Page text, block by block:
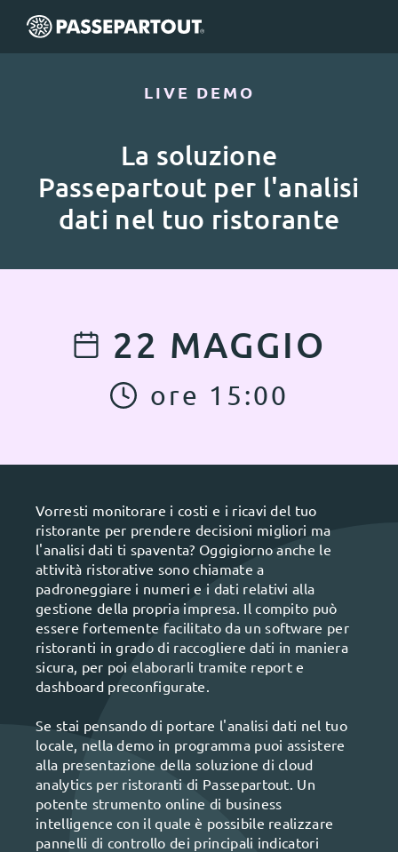
LIVE DEMO
La soluzione
Passepartout per l'analisi
dati nel tuo ristorante
22 MAGGIO
ore 15:00
Vorresti monitorare i costi e i ricavi del tuo
ristorante per prendere decisioni migliori ma
l'analisi dati ti spaventa? Oggigiorno anche le
attività ristorative sono chiamate a
padroneggiare i numeri e i dati relativi alla
gestione della propria impresa. Il compito può
essere fortemente facilitato da un software per
ristoranti in grado di raccogliere dati in maniera
sicura, per poi elaborarli tramite report e
dashboard preconfigurate.
Se stai pensando di portare l'analisi dati nel tuo
locale, nella demo in programma puoi assistere
alla presentazione della soluzione di cloud
analytics per ristoranti di Passepartout. Un
potente strumento online di business
intelligence con il quale è possibile realizzare
pannelli di controllo dei principali indicatori